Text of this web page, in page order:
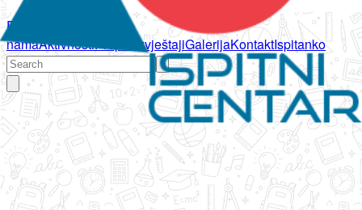
Početna
namaAktivnostiPropisi IzvještajiGalerijaKontaktIspitanko